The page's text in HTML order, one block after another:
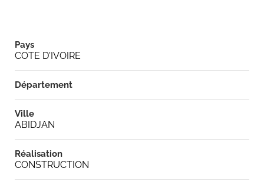
Pays
COTE D'IVOIRE
Département
Ville
ABIDJAN
Réalisation
CONSTRUCTION